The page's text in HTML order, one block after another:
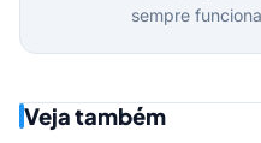
sempre
Veja também